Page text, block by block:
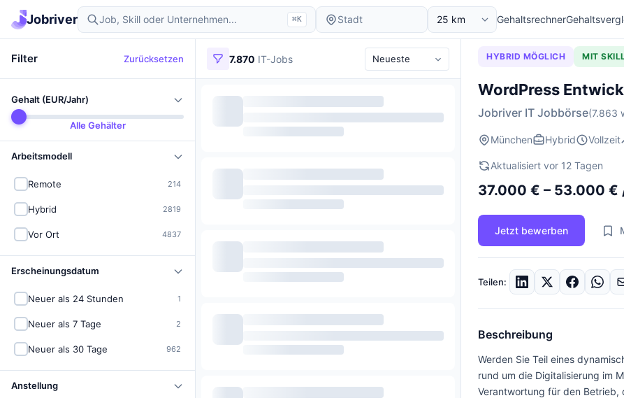
Jobriver ⌘K Gehaltsrechner
Filter Zurücksetzen
Gehalt (EUR/Jahr)
Alle Gehälter
Arbeitsmodell
Remote 214
Hybrid 2819
Vor Ort 4837
Erscheinungsdatum
Neuer als 24 Stunden 1
Neuer als 7 Tage 2
Neuer als 30 Tage 962
Anstellung
7.870 IT-Jobs HYBRID MÖGLICH MIT
WordPress
Jobriver IT Jobbörse(7.863
München Hybrid Vollzeit
Aktualisiert vor 12 Tagen
37.000 € – 53.000 €
Jetzt bewerben
Teilen:
Beschreibung
Werden Sie Teil eines
rund um die Digitalisierung im
Verantwortung für den